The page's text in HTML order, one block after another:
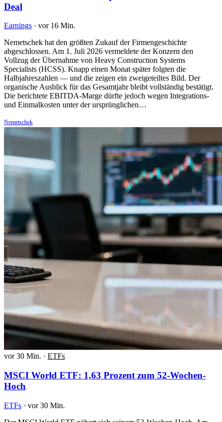
Deal
Earnings · vor 16 Min.
Nemetschek hat den größten Zukauf der Firmengeschichte
abgeschlossen. Am 1. Juli 2026 vermeldete der Konzern den
Vollzug der Übernahme von Heavy Construction Systems
Specialists (HCSS). Knapp einen Monat später folgten die
Halbjahreszahlen — und die zeigen ein zweigeteiltes Bild. Der
organische Ausblick für das Gesamtjahr bleibt vollständig bestätigt.
Die berichtete EBITDA-Marge dürfte jedoch wegen Integrations-
und Einmalkosten unter der ursprünglichen…
Nemetschek
vor 30 Min. · ETFs
MSCI World ETF: 1,63 Prozent zum 52-Wochen-
Hoch
ETFs · vor 30 Min.